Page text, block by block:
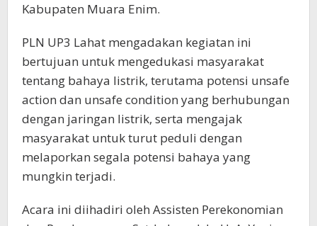
Kabupaten Muara Enim.
PLN UP3 Lahat mengadakan kegiatan ini
bertujuan untuk mengedukasi masyarakat
tentang bahaya listrik, terutama potensi unsafe
action dan unsafe condition yang berhubungan
dengan jaringan listrik, serta mengajak
masyarakat untuk turut peduli dengan
melaporkan segala potensi bahaya yang
mungkin terjadi.
Acara ini diihadiri oleh Assisten Perekonomian